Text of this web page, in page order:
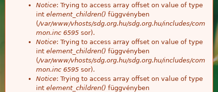
Notice: Trying to access array offset on value of type
int element_children() függvényben
(/var/www/vhosts/sdg.org.hu/sdg.org.hu/includes/com
mon.inc 6595 sor).
Notice: Trying to access array offset on value of type
int element_children() függvényben
(/var/www/vhosts/sdg.org.hu/sdg.org.hu/includes/com
mon.inc 6595 sor).
Notice: Trying to access array offset on value of type
int element_children() függvényben